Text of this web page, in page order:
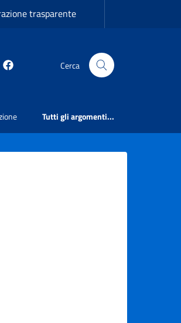
trasparente
Martirano Lombardo Facebook
Cerca
Tutti gli argomenti...